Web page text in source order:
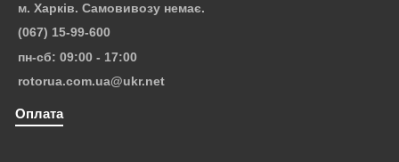
м. Харків. Самовивозу немає.
(067) 15-99-600
пн-сб: 09:00 - 17:00
rotorua.com.ua@ukr.net
Оплата